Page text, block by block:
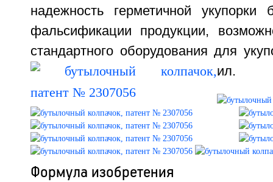
надежность герметичной укупорки
фальсификации продукции,
стандартного оборудования для
ил.
Формула изобретения